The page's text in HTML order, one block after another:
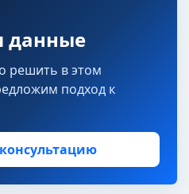
данные
решить в этом
подход к